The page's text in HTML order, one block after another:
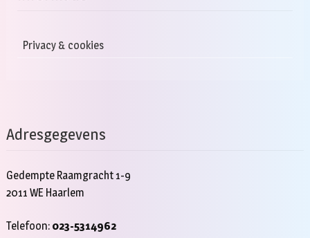
Privacy & cookies
Adresgegevens
Gedempte Raamgracht 1-9
2011 WE Haarlem
Telefoon: 023-5314962